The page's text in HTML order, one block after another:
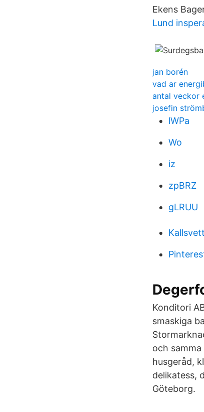
Ekens
Lund
jan borén
vad ar
antal veckor
josefin
lWPa
Wo
iz
zpBRZ
gLRUU
Konditori
smaskiga
och
husgeråd,
delikatess,
Göteborg.